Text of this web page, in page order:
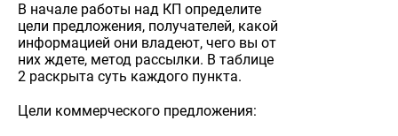
В начале работы над КП определите
цели предложения, получателей, какой
информацией они владеют, чего вы от
них ждете, метод рассылки. В таблице
2 раскрыта суть каждого пункта.
Цели коммерческого предложения: